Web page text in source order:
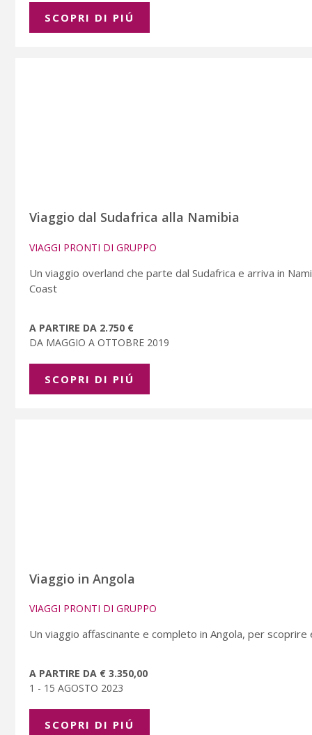
SCOPRI DI PIÚ
Viaggio dal Sudafrica alla Namibia
VIAGGI PRONTI DI GRUPPO
Un viaggio overland che parte dal Sudafrica e arriva in
Coast
A PARTIRE DA 2.750 €
DA MAGGIO A OTTOBRE 2019
SCOPRI DI PIÚ
Viaggio in Angola
VIAGGI PRONTI DI GRUPPO
Un viaggio affascinante e completo in Angola, per
A PARTIRE DA € 3.350,00
1 - 15 AGOSTO 2023
SCOPRI DI PIÚ